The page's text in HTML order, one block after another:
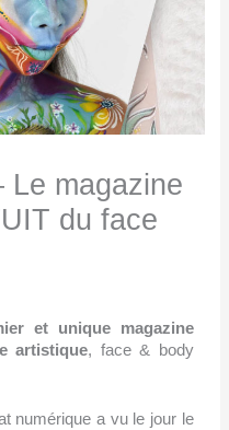
Le magazine
du face
et unique magazine
artistique, face & body
numérique a vu le jour le